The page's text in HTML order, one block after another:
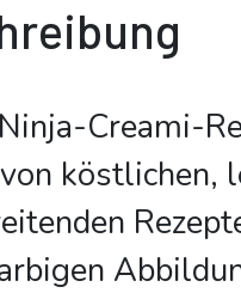
Creami-
köstlichen,